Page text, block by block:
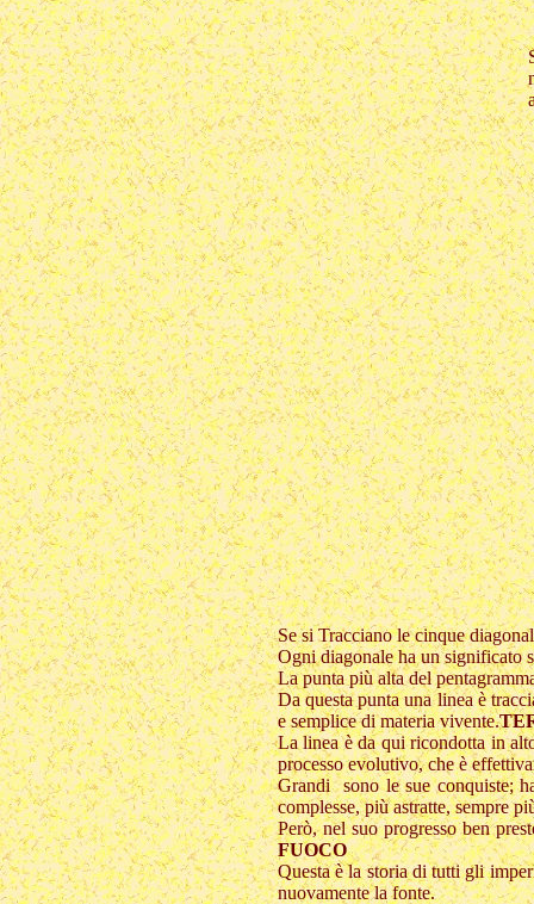
Se si Tracciano le cinque
Ogni diagonale ha un significato
La punta più alta del
Da questa punta una linea è
e semplice di materia vivente.
La linea è da qui ricondotta in
processo evolutivo, che è
Grandi sono le sue conquiste;
complesse, più astratte, sempre
Però, nel suo progresso ben
FUOCO
Questa è la storia di tutti gli
nuovamente la fonte.